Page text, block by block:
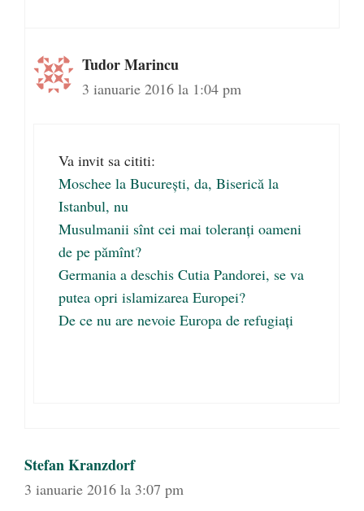
Tudor Marincu
3 ianuarie 2016 la 1:04 pm
Va invit sa cititi:
Moschee la București, da, Biserică la
Istanbul, nu
Musulmanii sînt cei mai toleranți oameni
de pe pămînt?
Germania a deschis Cutia Pandorei, se va
putea opri islamizarea Europei?
De ce nu are nevoie Europa de refugiați
Stefan Kranzdorf
3 ianuarie 2016 la 3:07 pm